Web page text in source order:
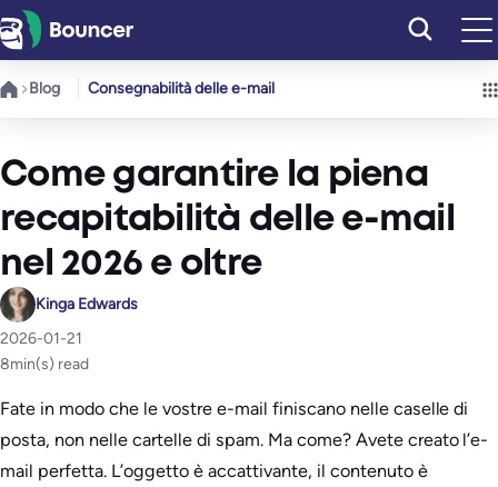
Vai
al
contenuto
Blog Consegnabilità delle e-mail
Come garantire la piena
recapitabilità delle e-mail
nel 2026 e oltre
Kinga Edwards
2026-01-21
8min(s) read
Fate in modo che le vostre e-mail finiscano nelle caselle di
posta, non nelle cartelle di spam. Ma come? Avete creato l’e-
mail perfetta. L’oggetto è accattivante, il contenuto è